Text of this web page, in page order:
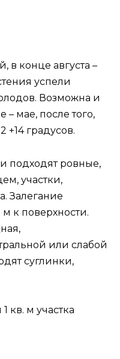
в конце августа –
успели
Возможна и
– мае, после того,
+14 градусов.
подходят ровные,
участки,
Залегание
к поверхности.
или слабой
суглинки,
кв. м участка